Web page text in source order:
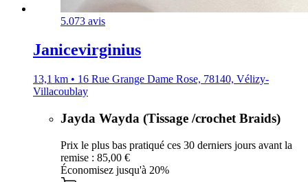
5.073 avis
Janicevirginius
13,1 km • 16 Rue Grange Dame Rose, 78140, Vélizy-
Villacoublay
Jayda Wayda (Tissage /crochet Braids)
Prix le plus bas pratiqué ces 30 derniers jours avant la
remise : 85,00 €
Économisez jusqu'à 20%